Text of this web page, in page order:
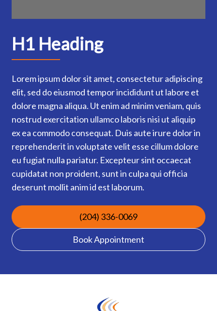
H1 Heading
Lorem ipsum dolor sit amet, consectetur adipiscing
elit, sed do eiusmod tempor incididunt ut labore et
dolore magna aliqua. Ut enim ad minim veniam, quis
nostrud exercitation ullamco laboris nisi ut aliquip
ex ea commodo consequat. Duis aute irure dolor in
reprehenderit in voluptate velit esse cillum dolore
eu fugiat nulla pariatur. Excepteur sint occaecat
cupidatat non proident, sunt in culpa qui officia
deserunt mollit anim id est laborum.
(204) 336-0069
Book Appointment